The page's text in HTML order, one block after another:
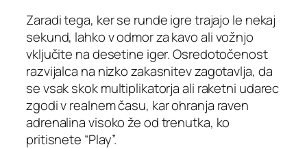
Zaradi tega, ker se runde igre trajajo le nekaj
sekund, lahko v odmor za kavo ali vožnjo
vključite na desetine iger. Osredotočenost
razvijalca na nizko zakasnitev zagotavlja, da
se vsak skok multiplikatorja ali raketni udarec
zgodi v realnem času, kar ohranja raven
adrenalina visoko že od trenutka, ko
pritisnete “Play”.